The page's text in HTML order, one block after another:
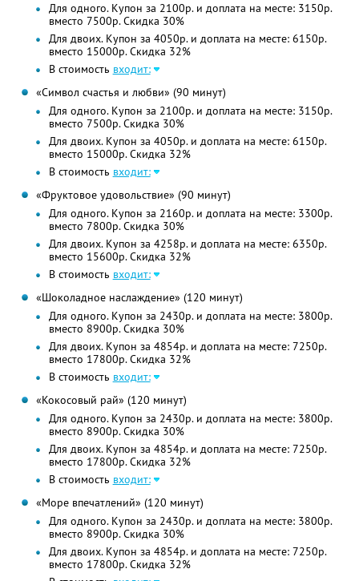
Для одного. Купон за 2100р. и доплата на месте: 3150р.
вместо 7500р. Скидка 30%
Для двоих. Купон за 4050р. и доплата на месте: 6150р.
вместо 15000р. Скидка 32%
В стоимость входит:
«Символ счастья и любви» (90 минут)
Для одного. Купон за 2100р. и доплата на месте: 3150р.
вместо 7500р. Скидка 30%
Для двоих. Купон за 4050р. и доплата на месте: 6150р.
вместо 15000р. Скидка 32%
В стоимость входит:
«Фруктовое удовольствие» (90 минут)
Для одного. Купон за 2160р. и доплата на месте: 3300р.
вместо 7800р. Скидка 30%
Для двоих. Купон за 4258р. и доплата на месте: 6350р.
вместо 15600р. Скидка 32%
В стоимость входит:
«Шоколадное наслаждение» (120 минут)
Для одного. Купон за 2430р. и доплата на месте: 3800р.
вместо 8900р. Скидка 30%
Для двоих. Купон за 4854р. и доплата на месте: 7250р.
вместо 17800р. Скидка 32%
В стоимость входит:
«Кокосовый рай» (120 минут)
Для одного. Купон за 2430р. и доплата на месте: 3800р.
вместо 8900р. Скидка 30%
Для двоих. Купон за 4854р. и доплата на месте: 7250р.
вместо 17800р. Скидка 32%
В стоимость входит:
«Море впечатлений» (120 минут)
Для одного. Купон за 2430р. и доплата на месте: 3800р.
вместо 8900р. Скидка 30%
Для двоих. Купон за 4854р. и доплата на месте: 7250р.
вместо 17800р. Скидка 32%